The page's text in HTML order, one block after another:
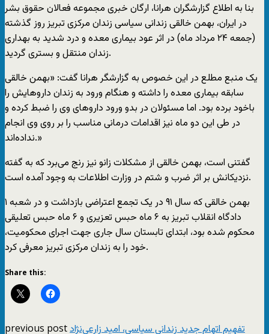
بنا به اطلاع گزارشگران هرانا، ارگان خبری مجموعه فعالان حقوق بشر
در ایران، بهمن خالقی زندانی سیاسی زندان مرکزی تبریز روز گذشته
(جمعه ۲۴ مرداد ماه) در اثر عود بیماری معده و درد شدید به بهداری
زندان منتقل و بستری گردید.
یک منبع مطلع در این خصوص به گزارشگر هرانا گفت: «بهمن خالقی
سابقه بیماری معده را داشته و هنگام ورود به زندان دارو‌هایش را
باخود برده بود. اما مسئولان در بدو ورود داروهای وی را ضبط کرده و
در طی این دو ماه نیز اقدامات درمانی مناسب را بر روی وی انجام
نداده‌اند.»
گفتنی است، بهمن خالقی از مشکلات زانو نیز رنج می‌برد که به گفته
نزدیکانش بر اثر ضرب و شتم در وزارت اطلاعات به وجود آمده است.
بهمن خالقی که سال ۹۱ در یک تجمع اعتراضی بازداشت و در شعبه ۱
دادگاه انقلاب تبریز به ۶ ماه حبس تعزیری و ۶ ماه حبس تعلیقی
محکوم شده بود، ابتدای تابستان سال جاری جهت اجرای محکومیت،
خود را به زندان مرکزی تبریز معرفی کرد.
Share this:
previous postتفهیم اتهام جدید زندانی سیاسی، امید زارعی‌نژاد